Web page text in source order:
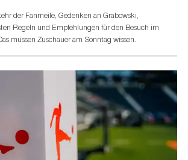
der Fanmeile, Gedenken an Grabowski,
Regeln und Empfehlungen für den Besuch im
müssen Zuschauer am Sonntag wissen.